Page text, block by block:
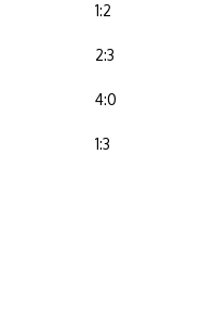
1:2
2:3
4:0
1:3